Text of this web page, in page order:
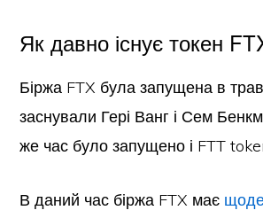
Як давно існує токен
Біржа FTX була запущена в
заснували Гері Ванг і Сем
же час було запущено і FTT
В даний час біржа FTX має